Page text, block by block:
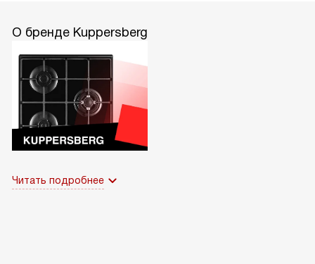
О бренде Kuppersberg
Читать подробнее